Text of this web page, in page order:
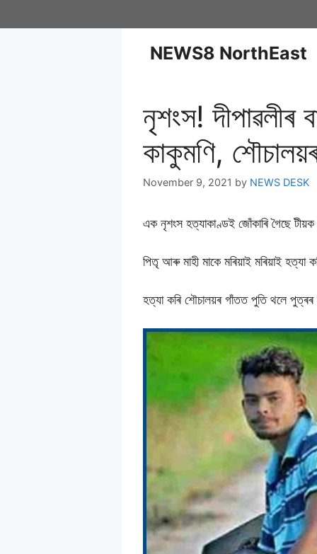
NEWS8 NorthEast
নৃশংস! দীপাৱলীৰ
কাকুমণি,
November 9, 2021 by NEWS DESK
এক নৃশংস হত্যাকাণ্ডই জোঁকাৰি গৈছে
পিতৃ আৰু মাহী মাকে মৰিয়াই মৰিয়াই হত্যা
হত্যা কৰি শৌচালয়ৰ গাঁতত পুতি থলে